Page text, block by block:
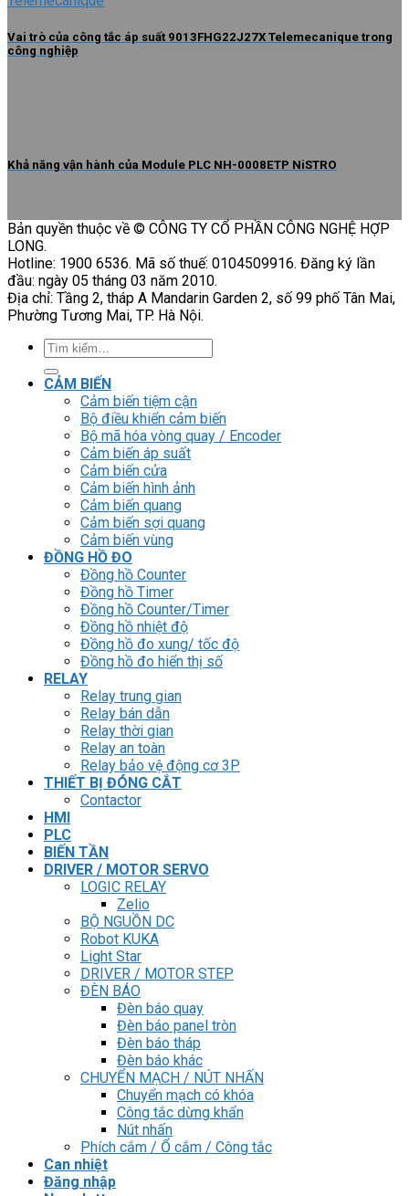
Vai trò của công tắc áp suất 9013FHG22J27X Telemecanique trong
công nghiệp
Khả năng vận hành của Module PLC NH-0008ETP NiSTRO
Bản quyền thuộc về © CÔNG TY CỔ PHẦN CÔNG NGHỆ HỢP
LONG.
Hotline: 1900 6536. Mã số thuế: 0104509916. Đăng ký lần
đầu: ngày 05 tháng 03 năm 2010.
Địa chỉ: Tầng 2, tháp A Mandarin Garden 2, số 99 phố Tân Mai,
Phường Tương Mai, TP. Hà Nội.
Tìm
kiếm:
CẢM BIẾN
Cảm biến tiệm cận
Bộ điều khiển cảm biến
Bộ mã hóa vòng quay / Encoder
Cảm biến áp suất
Cảm biến cửa
Cảm biến hình ảnh
Cảm biến quang
Cảm biến sợi quang
Cảm biến vùng
ĐỒNG HỒ ĐO
Đồng hồ Counter
Đồng hồ Timer
Đồng hồ Counter/Timer
Đồng hồ nhiệt độ
Đồng hồ đo xung/ tốc độ
Đồng hồ đo hiển thị số
RELAY
Relay trung gian
Relay bán dẫn
Relay thời gian
Relay an toàn
Relay bảo vệ động cơ 3P
THIẾT BỊ ĐÓNG CẮT
Contactor
HMI
PLC
BIẾN TẦN
DRIVER / MOTOR SERVO
LOGIC RELAY
Zelio
BỘ NGUỒN DC
Robot KUKA
Light Star
DRIVER / MOTOR STEP
ĐÈN BÁO
Đèn báo quay
Đèn báo panel tròn
Đèn báo tháp
Đèn báo khác
CHUYỂN MẠCH / NÚT NHẤN
Chuyển mạch có khóa
Công tắc dừng khẩn
Nút nhấn
Phích cắm / Ổ cắm / Công tắc
Can nhiệt
Đăng nhập